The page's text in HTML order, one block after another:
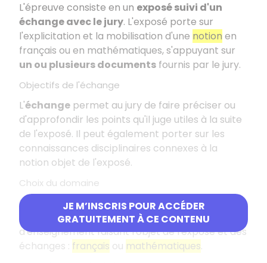
JE M’INSCRIS POUR ACCÉDER
GRATUITEMENT À CE CONTENU
L'épreuve consiste en un exposé suivi d'un
échange avec le jury. L'exposé porte sur
l'explicitation et la mobilisation d'une notion en
français ou en mathématiques, s'appuyant sur
un ou plusieurs documents fournis par le jury.
Objectifs de l'échange
L'échange permet au jury de faire préciser ou
d'approfondir les points qu'il juge utiles à la suite
de l'exposé. Il peut également porter sur les
connaissances disciplinaires connexes à la
notion objet de l'exposé.
Choix du domaine
Les candidats choisissent au moment de
l'inscription au concours le domaine
d'enseignement faisant l'objet de l'exposé et des
échanges : français ou mathématiques.